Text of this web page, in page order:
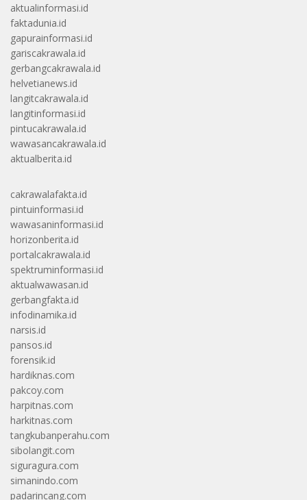
aktualinformasi.id
faktadunia.id
gapurainformasi.id
gariscakrawala.id
gerbangcakrawala.id
helvetianews.id
langitcakrawala.id
langitinformasi.id
pintucakrawala.id
wawasancakrawala.id
aktualberita.id
cakrawalafakta.id
pintuinformasi.id
wawasaninformasi.id
horizonberita.id
portalcakrawala.id
spektruminformasi.id
aktualwawasan.id
gerbangfakta.id
infodinamika.id
narsis.id
pansos.id
forensik.id
hardiknas.com
pakcoy.com
harpitnas.com
harkitnas.com
tangkubanperahu.com
sibolangit.com
siguragura.com
simanindo.com
padarincang.com